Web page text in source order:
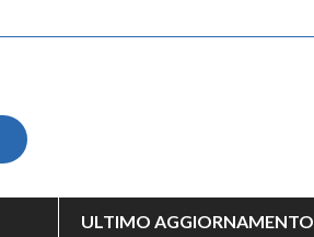
ULTIMO AGGIORNAMENTO